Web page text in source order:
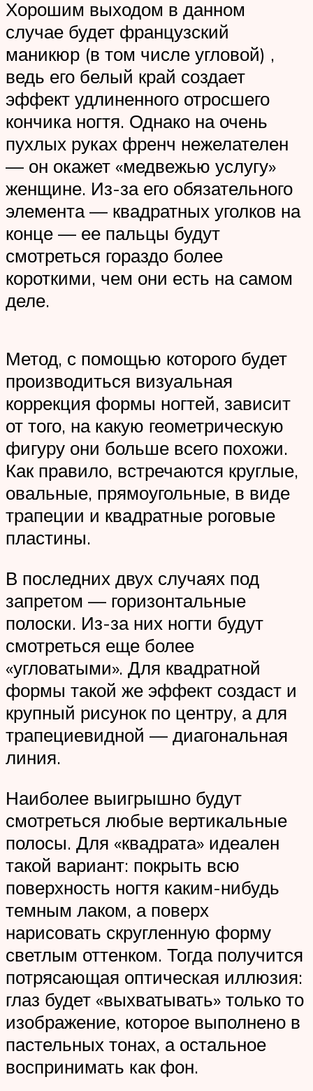
Хорошим выходом в данном
случае будет французский
маникюр (в том числе угловой) ,
ведь его белый край создает
эффект удлиненного отросшего
кончика ногтя. Однако на очень
пухлых руках френч нежелателен
— он окажет «медвежью услугу»
женщине. Из-за его обязательного
элемента — квадратных уголков на
конце — ее пальцы будут
смотреться гораздо более
короткими, чем они есть на самом
деле.
Метод, с помощью которого будет
производиться визуальная
коррекция формы ногтей, зависит
от того, на какую геометрическую
фигуру они больше всего похожи.
Как правило, встречаются круглые,
овальные, прямоугольные, в виде
трапеции и квадратные роговые
пластины.
В последних двух случаях под
запретом — горизонтальные
полоски. Из-за них ногти будут
смотреться еще более
«угловатыми». Для квадратной
формы такой же эффект создаст и
крупный рисунок по центру, а для
трапециевидной — диагональная
линия.
Наиболее выигрышно будут
смотреться любые вертикальные
полосы. Для «квадрата» идеален
такой вариант: покрыть всю
поверхность ногтя каким-нибудь
темным лаком, а поверх
нарисовать скругленную форму
светлым оттенком. Тогда получится
потрясающая оптическая иллюзия:
глаз будет «выхватывать» только то
изображение, которое выполнено в
пастельных тонах, а остальное
воспринимать как фон.